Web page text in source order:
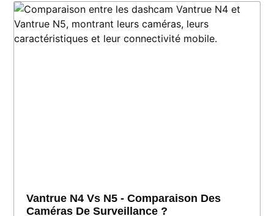
Vantrue N4 Vs N5 - Comparaison Des
Caméras De Surveillance ?